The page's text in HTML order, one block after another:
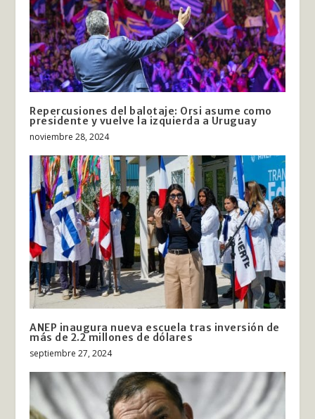
Repercusiones del balotaje: Orsi asume como
presidente y vuelve la izquierda a Uruguay
noviembre 28, 2024
ANEP inaugura nueva escuela tras inversión de
más de 2.2 millones de dólares
septiembre 27, 2024